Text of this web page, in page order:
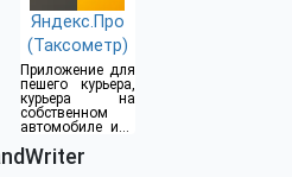
Яндекс.Про
(Таксометр)
Приложение для
пешего курьера,
курьера на
собственном
автомобиле или